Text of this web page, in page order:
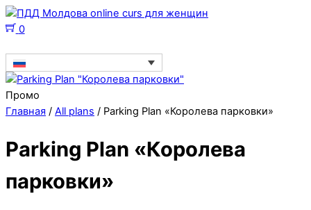
0
Промо
Главная / All plans / Parking Plan «Королева парковки»
Parking Plan «Королева
парковки»